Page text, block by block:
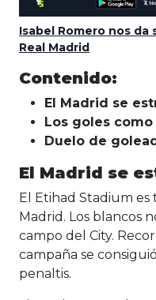
Isabel Romero nos da
Real Madrid
Contenido:
El Madrid se
Los goles
Duelo de
El Madrid se
El Etihad Stadium es
Madrid. Los blancos
campo del City.
campaña se
penaltis.